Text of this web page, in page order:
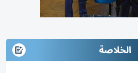
الخلاصة